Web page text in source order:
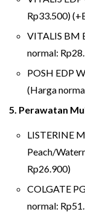
Rp33.500)
VITALIS BM
normal:
POSH EDP
(Harga
5. Perawatan
LISTERINE
Peach/
Rp26.900)
COLGATE
normal: